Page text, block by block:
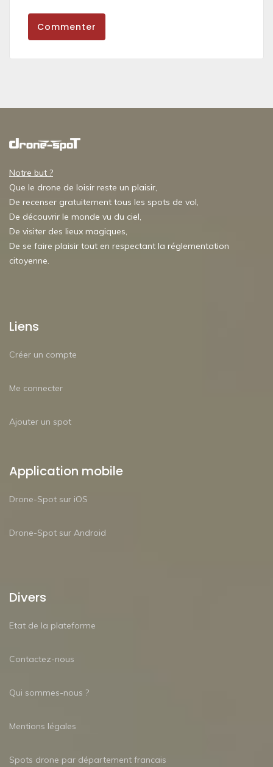
Commenter
Notre but ?
Que le drone de loisir reste un plaisir,
De recenser gratuitement tous les spots de vol,
De découvrir le monde vu du ciel,
De visiter des lieux magiques,
De se faire plaisir tout en respectant la réglementation
citoyenne.
Liens
Créer un compte
Me connecter
Ajouter un spot
Application mobile
Drone-Spot sur iOS
Drone-Spot sur Android
Divers
Etat de la plateforme
Contactez-nous
Qui sommes-nous ?
Mentions légales
Spots drone par département francais